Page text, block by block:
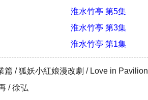
淮水竹亭 第5集
淮水竹亭 第3集
淮水竹亭 第1集
篇 / 狐妖小紅娘漫改劇 / Love in Pavilion
/ 徐弘